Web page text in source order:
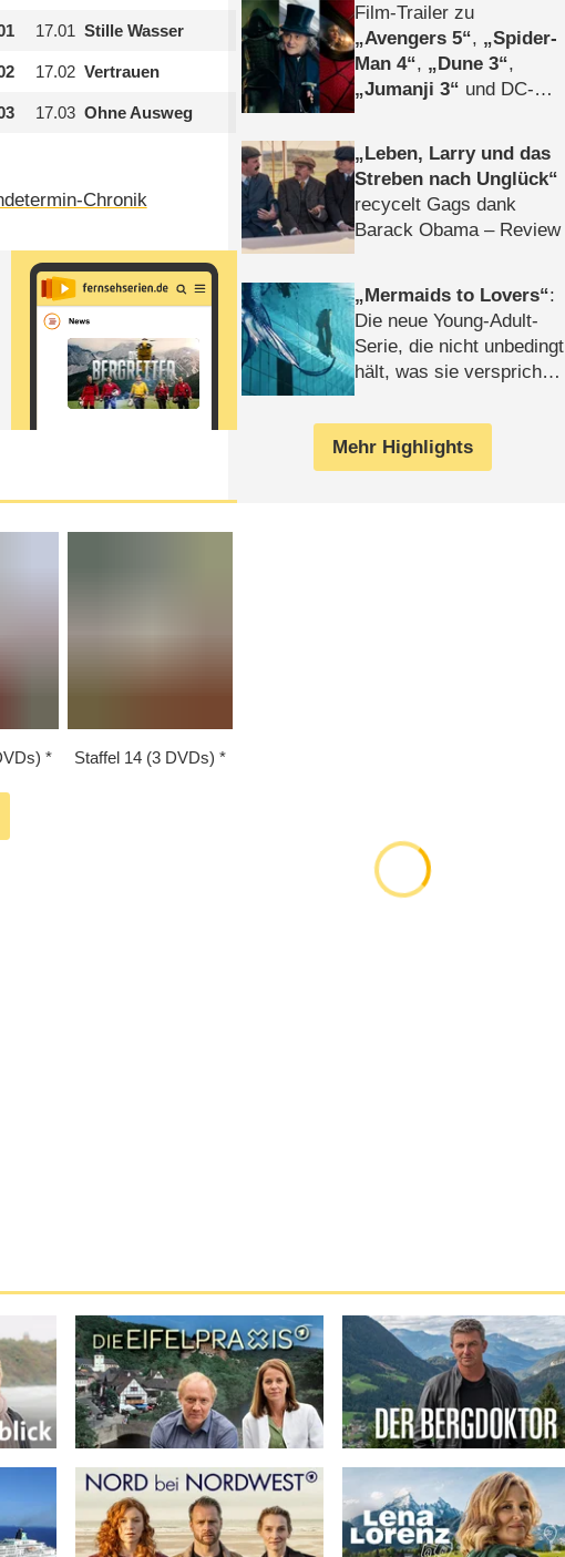
17.01 Stille Wasser
17.02 Vertrauen
17.03 Ohne Ausweg
Chronik
Staffel 14 (3 DVDs)
Film-Trailer zu
Avengers 5 ,
Spider-
Man 4 , Dune 3 ,
Jumanji 3
und DC-
Leben, Larry und das
Streben nach Unglück
recycelt Gags dank
Barack Obama – Review
Mermaids to Lovers :
Die neue Young-Adult-
Serie, die nicht unbedingt
hält, was sie verspricht –
Mehr Highlights